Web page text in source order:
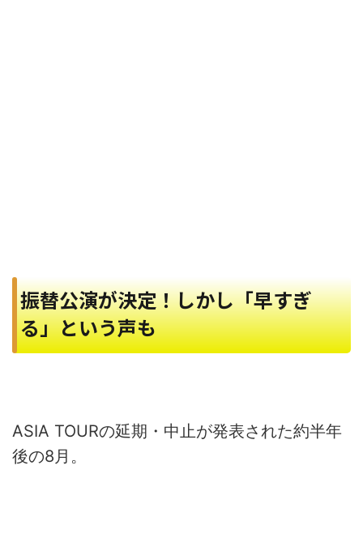
振替公演が決定！しかし「早すぎ
る」という声も
ASIA TOURの延期・中止が発表された約半年
後の8月。